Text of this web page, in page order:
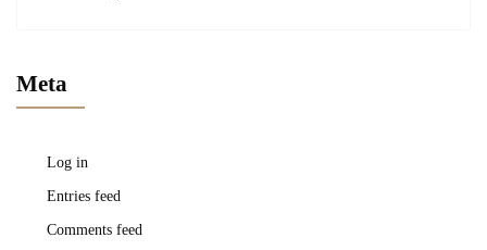
Meta
Log in
Entries feed
Comments feed